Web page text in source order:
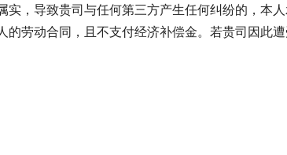
实，导致贵司与任何第三方产生任何纠纷的，本
的劳动合同，且不支付经济补偿金。若贵司因此